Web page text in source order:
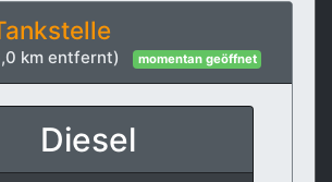
km entfernt) momentan geöffnet
Diesel